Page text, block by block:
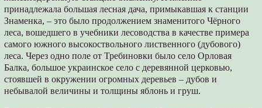
принадлежала большая лесная дача, примыкавшая к станции
Знаменка, – это было продолжением знаменитого Чёрного
леса, вошедшего в учебники лесоводства в качестве примера
самого южного высокоствольного лиственного (дубового)
леса. Через одно поле от Требиновки было село Орловая
Балка, большое украинское село с деревянной церковью,
стоявшей в окружении огромных деревьев – дубов и
небывалой величины и толщины яблонь и груш.